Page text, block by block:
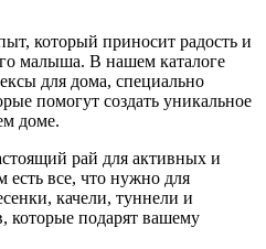
который приносит радость и
малыша. В нашем каталоге
для дома, специально
помогут создать уникальное
доме.
рай для активных и
есть все, что нужно для
качели, туннели и
которые подарят вашему